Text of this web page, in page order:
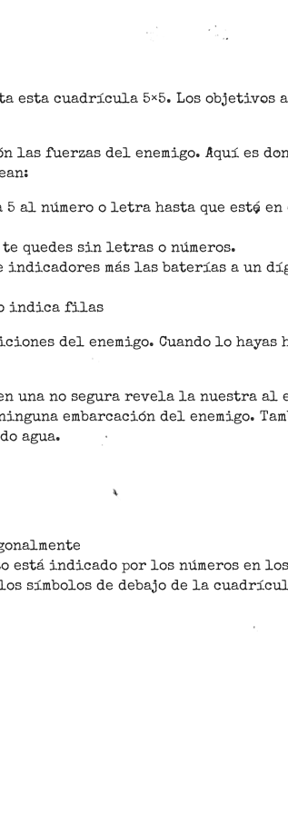
esta cuadrícula 5×5. Los objetivos
fuerzas del enemigo. Aquí es
número o letra hasta que esté en
quedes sin letras o números.
más las baterías a un
indica filas
del enemigo. Cuando lo
una no segura revela la nuestra al
embarcación del enemigo.
agua.
está indicado por los números en
los símbolos de debajo de la